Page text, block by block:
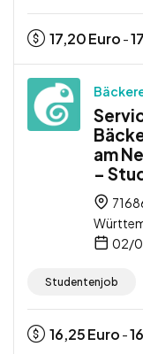
17,20Euro -
am
–
02/
Studentenjob
16,25Euro -